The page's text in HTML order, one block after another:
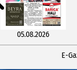
05.08.2026
E-